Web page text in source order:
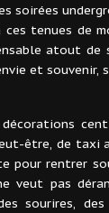
soirées
tenues de
atout de
et souvenir,
décorations
être, de taxi
pour rentrer
veut pas
sourires, des